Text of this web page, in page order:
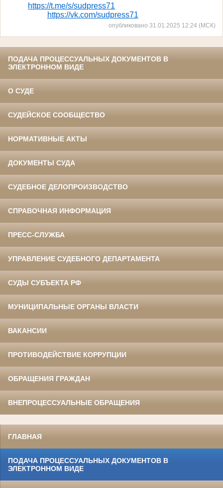
https://t.me/s/sudpress71
https://vk.com/sudpress71
опубликовано 31.01.2025 12:24 (МСК)
ПОДАЧА ПРОЦЕССУАЛЬНЫХ ДОКУМЕНТОВ В
ЭЛЕКТРОННОМ ВИДЕ
О СУДЕ
СУДЕЙСКОЕ СООБЩЕСТВО
НОРМАТИВНЫЕ АКТЫ
ДОКУМЕНТЫ СУДА
СУДЕБНОЕ ДЕЛОПРОИЗВОДСТВО
СПРАВОЧНАЯ ИНФОРМАЦИЯ
ПРЕСС-СЛУЖБА
УПРАВЛЕНИЕ СУДЕБНОГО ДЕПАРТАМЕНТА
СУДЫ СУБЪЕКТА РФ
МУНИЦИПАЛЬНЫЕ ОРГАНЫ ВЛАСТИ
ВАКАНСИИ
ПРОТИВОДЕЙСТВИЕ КОРРУПЦИИ
ОБРАЩЕНИЯ ГРАЖДАН
ВНЕПРОЦЕССУАЛЬНЫЕ ОБРАЩЕНИЯ
ГЛАВНАЯ
ПОДАЧА ПРОЦЕССУАЛЬНЫХ ДОКУМЕНТОВ В
ЭЛЕКТРОННОМ ВИДЕ